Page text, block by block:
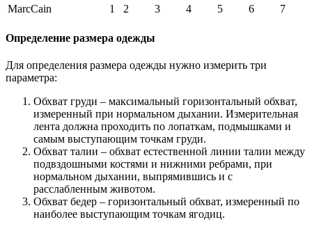
MarcCain
1 2 3 4 5 6 7
Определение размера одежды
Для определения размера одежды нужно измерить три
параметра:
Обхват груди – максимальный горизонтальный обхват,
измеренный при нормальном дыхании. Измерительная
лента должна проходить по лопаткам, подмышками и
самым выступающим точкам груди.
Обхват талии – обхват естественной линии талии между
подвздошными костями и нижними ребрами, при
нормальном дыхании, выпрямившись и с
расслабленным животом.
Обхват бедер – горизонтальный обхват, измеренный по
наиболее выступающим точкам ягодиц.